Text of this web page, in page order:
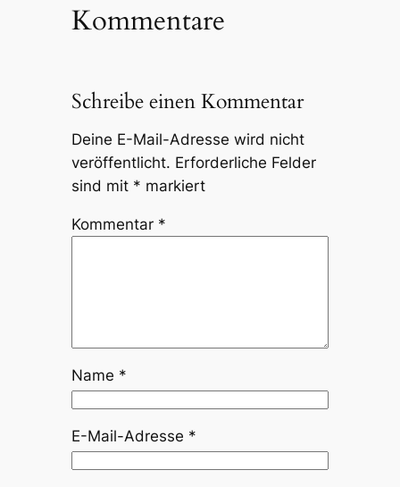
Kommentare
Schreibe einen Kommentar
Deine E-Mail-Adresse wird nicht
veröffentlicht. Erforderliche Felder
sind mit * markiert
Kommentar *
Name *
E-Mail-Adresse *